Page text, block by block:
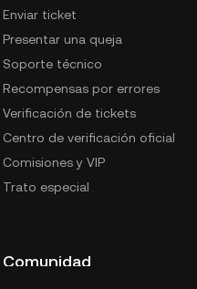
Enviar ticket
Presentar una queja
Soporte técnico
Recompensas por errores
Verificación de tickets
Centro de verificación oficial
Comisiones y VIP
Trato especial
Comunidad